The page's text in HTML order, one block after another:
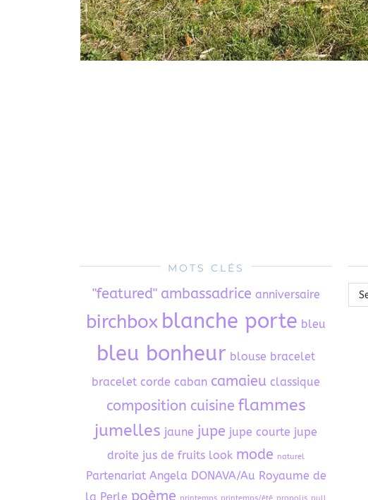
MOTS CLÉS
"featured" ambassadrice anniversaire
birchbox blanche porte bleu
bleu bonheur blouse bracelet
bracelet corde caban camaieu classique
composition cuisine flammes
jumelles jaune jupe jupe courte jupe
droite jus de fruits look mode naturel
Partenariat Angela DONAVA/Au Royaume de
la Perle poème